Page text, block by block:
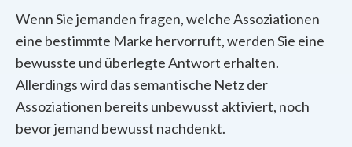
Wenn Sie jemanden fragen, welche Assoziationen
eine bestimmte Marke hervorruft, werden Sie eine
bewusste und überlegte Antwort erhalten.
Allerdings wird das semantische Netz der
Assoziationen bereits unbewusst aktiviert, noch
bevor jemand bewusst nachdenkt.